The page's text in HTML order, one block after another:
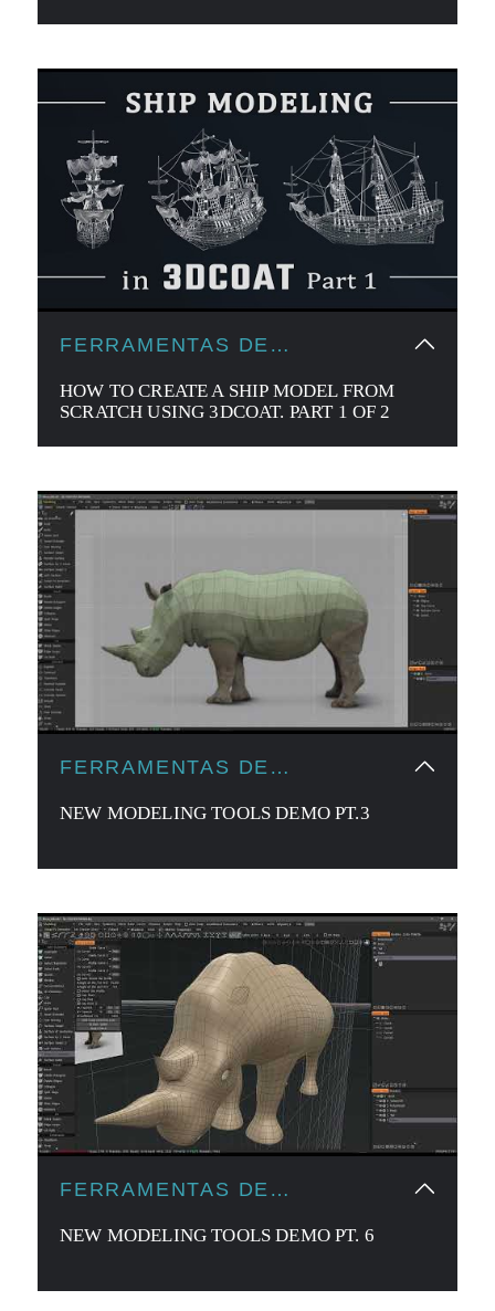
FERRAMENTAS DE
HOW TO CREATE A SHIP MODEL FROM
SCRATCH USING 3DCOAT. PART 1 OF 2
FERRAMENTAS DE
NEW MODELING TOOLS DEMO PT.3
FERRAMENTAS DE
NEW MODELING TOOLS DEMO PT. 6